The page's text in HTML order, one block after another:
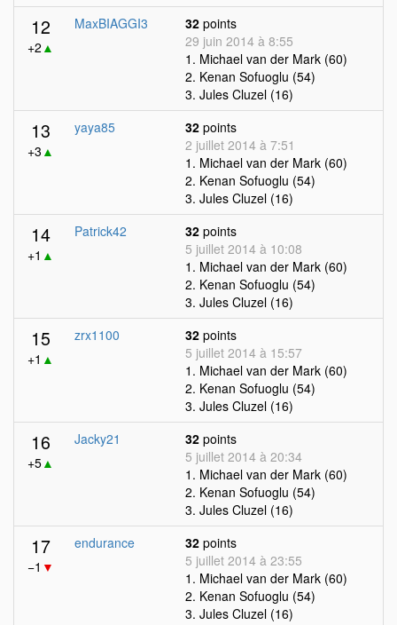
12
+2 ▲
MaxBIAGGI3 32 points
29 juin 2014 à 8:55
1. Michael van der Mark (60)
2. Kenan Sofuoglu (54)
3. Jules Cluzel (16)
13
+3 ▲
yaya85 32 points
2 juillet 2014 à 7:51
1. Michael van der Mark (60)
2. Kenan Sofuoglu (54)
3. Jules Cluzel (16)
14
+1 ▲
Patrick42 32 points
5 juillet 2014 à 10:08
1. Michael van der Mark (60)
2. Kenan Sofuoglu (54)
3. Jules Cluzel (16)
15
+1 ▲
zrx1100 32 points
5 juillet 2014 à 15:57
1. Michael van der Mark (60)
2. Kenan Sofuoglu (54)
3. Jules Cluzel (16)
16
+5▲
Jacky21 32 points
5 juillet 2014 à 20:34
1. Michael van der Mark (60)
2. Kenan Sofuoglu (54)
3. Jules Cluzel (16)
17
−1 ▼
endurance 32 points
5 juillet 2014 à 23:55
1. Michael van der Mark (60)
2. Kenan Sofuoglu (54)
3. Jules Cluzel (16)